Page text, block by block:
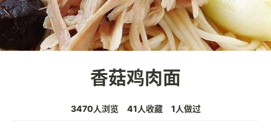
香菇鸡肉面
3470人浏览 41人收藏 1人做过